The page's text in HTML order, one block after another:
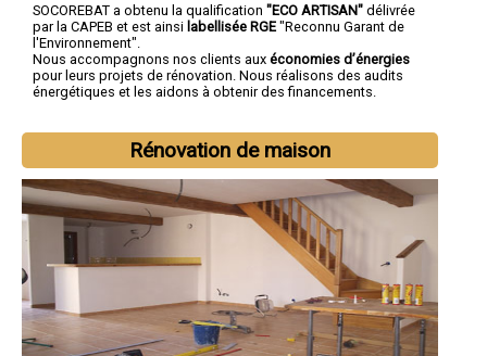
SOCOREBAT a obtenu la qualification "ECO ARTISAN" délivrée
par la CAPEB et est ainsi labellisée RGE "Reconnu Garant de
l'Environnement".
Nous accompagnons nos clients aux économies d’énergies
pour leurs projets de rénovation. Nous réalisons des audits
énergétiques et les aidons à obtenir des financements.
Rénovation de maison